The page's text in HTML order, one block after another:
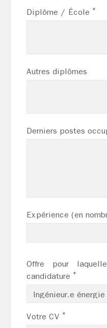
Diplôme / École *
Autres diplômes
Derniers postes
Expérience (en
Offre pour
candidature *
Votre CV *